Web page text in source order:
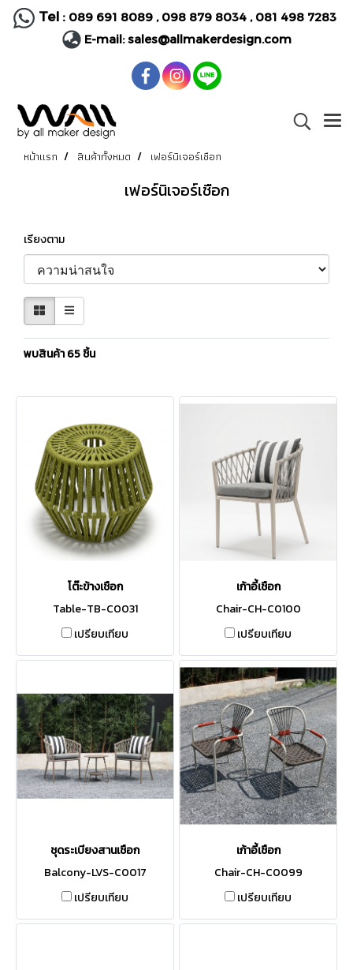
Tel : 089 691 8089, 098 879 8034 , 081 498 7283
E-mail:sales@allmakerdesign.com
หน้าแรก สินค้าทั้งหมด เฟอร์นิเจอร์เชือก
เฟอร์นิเจอร์เชือก
เรียงตาม
พบสินค้า 65 ชิ้น
โต๊ะข้างเชือก
Table-TB-C0031
เปรียบเทียบ
เก้าอี้เชือก
Chair-CH-C0100
เปรียบเทียบ
ชุดระเบียงสานเชือก
Balcony-LVS-C0017
เปรียบเทียบ
เก้าอี้เชือก
Chair-CH-C0099
เปรียบเทียบ